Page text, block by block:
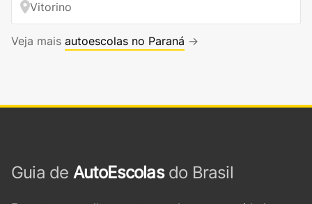
Vitorino
Veja mais autoescolas no Paraná →
Guia de AutoEscolasdo Brasil